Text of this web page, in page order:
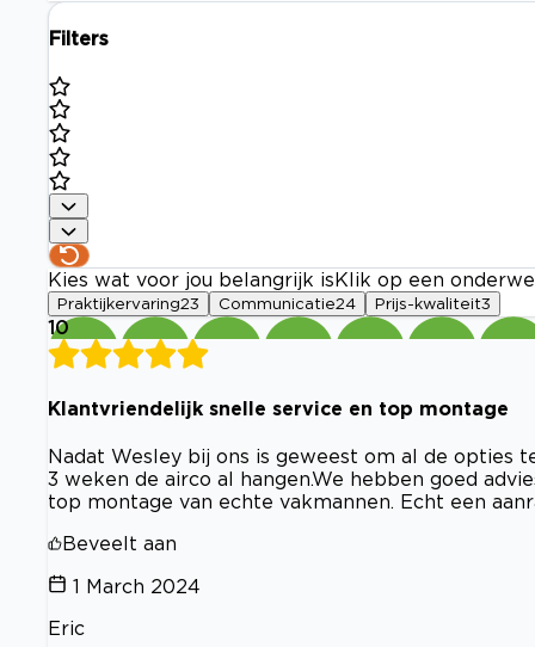
Filters
Kies wat voor jou belangrijk is Klik op een
Praktijkervaring23 Communicatie24 Prijs-kwaliteit3
10
Klantvriendelijk snelle service en top montage
Nadat Wesley bij ons is geweest om al de opties
3 weken de airco al hangen.We hebben goed
top montage van echte vakmannen. Echt een
Beveelt aan
1 March 2024
Eric